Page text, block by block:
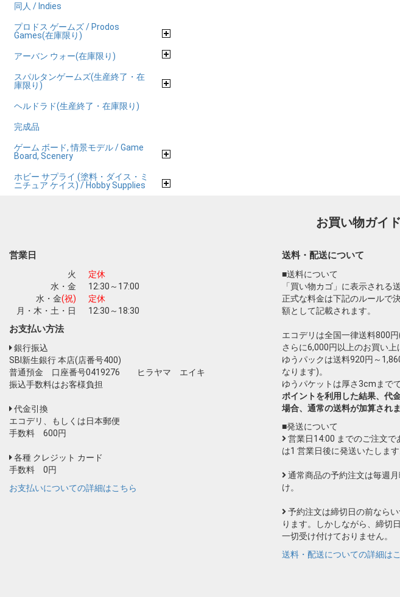
同人 / Indies
プロドス ゲームズ / Prodos
Games(在庫限り)
アーバン ウォー(在庫限り)
スパルタンゲームズ(生産終了・在
庫限り)
ヘルドラド(生産終了・在庫限り)
完成品
ゲーム ボード, 情景モデル / Game
Board, Scenery
ホビー サプライ (塗料・ダイス・ミ
ニチュア ケイス) / Hobby Supplies
お買い物ガイド
営業日
火
定休
水・金
12:30～17:00
水・金(祝)
定休
月・木・土・日
12:30～18:30
お支払い方法
銀行振込
SBI新生銀行 本店(店番号400)
普通預金 口座番号0419276 ヒラヤマ エイキ
振込手数料はお客様負担
代金引換
エコデリ、もしくは日本郵便
手数料 600円
各種 クレジット カード
手数料 0円
お支払いについての詳細はこちら
送料・配送について
■送料について
「買い物カゴ」に表示される
正式な料金は下記のルールで
額として記載されます。
エコデリは全国一律送料800
さらに6,000円以上のお買い上
ゆうパックは送料920円～
なります)。
ゆうパケットは厚さ3cmまで
ポイントを利用した結果、代
場合、通常の送料が加算されま
■発送について
営業日14:00 までのご注文
は1 営業日後に発送いたします
通常商品の予約注文は毎週
け。
予約注文は締切日の前なら
ります。しかしながら、締切
一切受け付けておりません。
送料・配送についての詳細は